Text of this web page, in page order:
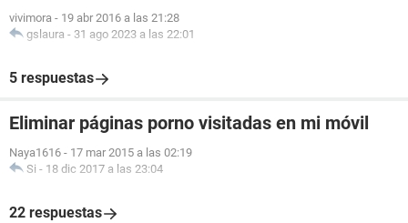
vivimora - 19 abr 2016 a las 21:28
gslaura - 31 ago 2023 a las 22:01
5 respuestas
Eliminar páginas porno visitadas en mi móvil
Naya1616 - 17 mar 2015 a las 02:19
Si - 18 dic 2017 a las 23:04
22 respuestas